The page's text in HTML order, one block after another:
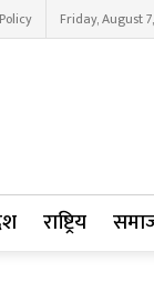
Friday, August
राष्ट्रिय